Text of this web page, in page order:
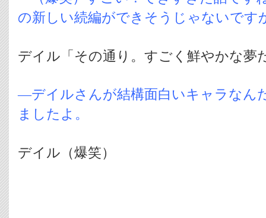
の新しい続編ができそうじゃないです
デイル「その通り。すごく鮮やかな夢
―デイルさんが結構面白いキャラなん
ましたよ。
デイル（爆笑）